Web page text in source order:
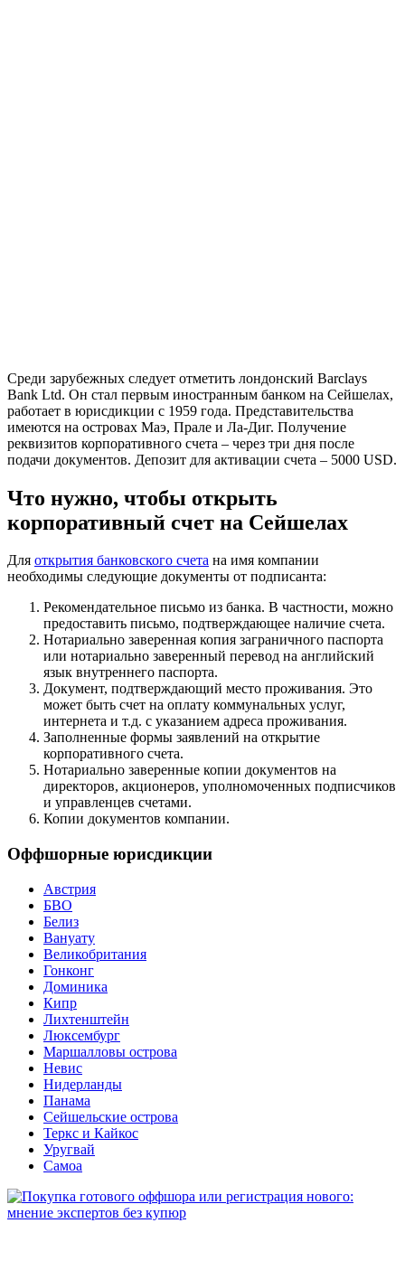
Среди зарубежных следует отметить лондонский Barclays
Bank Ltd. Он стал первым иностранным банком на Сейшелах,
работает в юрисдикции с 1959 года. Представительства
имеются на островах Маэ, Прале и Ла-Диг. Получение
реквизитов корпоративного счета – через три дня после
подачи документов. Депозит для активации счета – 5000 USD.
Что нужно, чтобы открыть
корпоративный счет на Сейшелах
Для открытия банковского счета на имя компании
необходимы следующие документы от подписанта:
Рекомендательное письмо из банка. В частности, можно
предоставить письмо, подтверждающее наличие счета.
Нотариально заверенная копия заграничного паспорта
или нотариально заверенный перевод на английский
язык внутреннего паспорта.
Документ, подтверждающий место проживания. Это
может быть счет на оплату коммунальных услуг,
интернета и т.д. с указанием адреса проживания.
Заполненные формы заявлений на открытие
корпоративного счета.
Нотариально заверенные копии документов на
директоров, акционеров, уполномоченных подписчиков
и управленцев счетами.
Копии документов компании.
Оффшорные юрисдикции
Австрия
БВО
Белиз
Вануату
Великобритания
Гонконг
Доминика
Кипр
Лихтенштейн
Люксембург
Маршалловы острова
Невис
Нидерланды
Панама
Сейшельские острова
Теркс и Кайкос
Уругвай
Самоа